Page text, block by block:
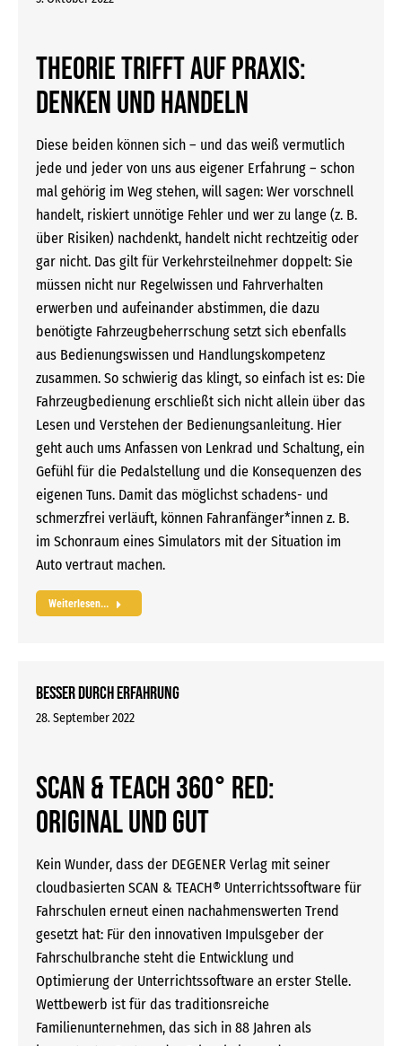
Theorie trifft auf Praxis:
Denken und Handeln
Diese beiden können sich – und das weiß vermutlich
jede und jeder von uns aus eigener Erfahrung – schon
mal gehörig im Weg stehen, will sagen: Wer vorschnell
handelt, riskiert unnötige Fehler und wer zu lange (z. B.
über Risiken) nachdenkt, handelt nicht rechtzeitig oder
gar nicht. Das gilt für Verkehrsteilnehmer doppelt: Sie
müssen nicht nur Regelwissen und Fahrverhalten
erwerben und aufeinander abstimmen, die dazu
benötigte Fahrzeugbeherrschung setzt sich ebenfalls
aus Bedienungswissen und Handlungskompetenz
zusammen. So schwierig das klingt, so einfach ist es: Die
Fahrzeugbedienung erschließt sich nicht allein über das
Lesen und Verstehen der Bedienungsanleitung. Hier
geht auch ums Anfassen von Lenkrad und Schaltung, ein
Gefühl für die Pedalstellung und die Konsequenzen des
eigenen Tuns. Damit das möglichst schadens- und
schmerzfrei verläuft, können Fahranfänger*innen z. B.
im Schonraum eines Simulators mit der Situation im
Auto vertraut machen.
Weiterlesen...
Besser durch Erfahrung
28. September 2022
SCAN & TEACH 360° RED:
Original und gut
Kein Wunder, dass der DEGENER Verlag mit seiner
cloudbasierten SCAN & TEACH® Unterrichtssoftware für
Fahrschulen erneut einen nachahmenswerten Trend
gesetzt hat: Für den innovativen Impulsgeber der
Fahrschulbranche steht die Entwicklung und
Optimierung der Unterrichtssoftware an erster Stelle.
Wettbewerb ist für das traditionsreiche
Familienunternehmen, das sich in 88 Jahren als